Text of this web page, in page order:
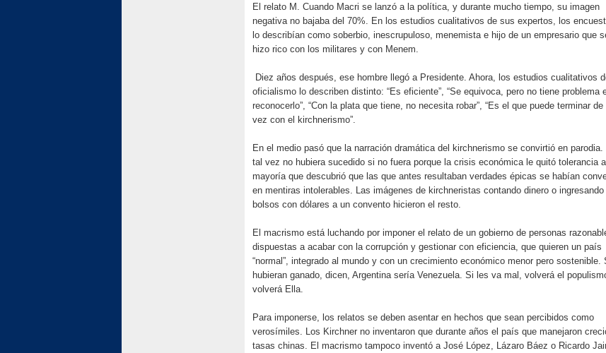
El relato M. Cuando Macri se lanzó a la política, y durante mucho tiempo, su imagen
negativa no bajaba del 70%. En los estudios cualitativos de sus expertos, los
lo describían como soberbio, inescrupuloso, menemista e hijo de un empresario que
hizo rico con los militares y con Menem.
Diez años después, ese hombre llegó a Presidente. Ahora, los estudios cualitativos
oficialismo lo describen distinto: “Es eficiente”, “Se equivoca, pero no tiene problema
reconocerlo”, “Con la plata que tiene, no necesita robar”, “Es el que puede terminar de
vez con el kirchnerismo”.
En el medio pasó que la narración dramática del kirchnerismo se convirtió en parodia.
tal vez no hubiera sucedido si no fuera porque la crisis económica le quitó tolerancia
mayoría que descubrió que las que antes resultaban verdades épicas se habían
en mentiras intolerables. Las imágenes de kirchneristas contando dinero o ingresando
bolsos con dólares a un convento hicieron el resto.
El macrismo está luchando por imponer el relato de un gobierno de personas
dispuestas a acabar con la corrupción y gestionar con eficiencia, que quieren un país
“normal”, integrado al mundo y con un crecimiento económico menor pero sostenible.
hubieran ganado, dicen, Argentina sería Venezuela. Si les va mal, volverá el
volverá Ella.
Para imponerse, los relatos se deben asentar en hechos que sean percibidos como
verosímiles. Los Kirchner no inventaron que durante años el país que manejaron
tasas chinas. El macrismo tampoco inventó a José López, Lázaro Báez o Ricardo